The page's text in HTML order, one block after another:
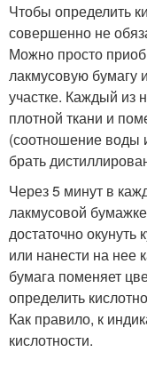
Чтобы определить
совершенно не
Можно просто
лакмусовую бумагу
участке. Каждый из
плотной ткани и
(соотношение воды
брать
Через 5 минут в
лакмусовой
достаточно окунуть
или нанести на нее
бумага поменяет
определить
Как правило, к
кислотности.